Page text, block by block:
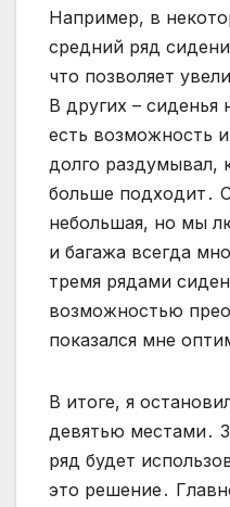
Например, в
средний ряд
что позволяет
В других – сиденья
есть возможность
долго раздумывал,
больше подходит․
небольшая, но мы
и багажа всегда
тремя рядами
возможностью
показался мне
В итоге, я
девятью местами․
ряд будет
это решение․